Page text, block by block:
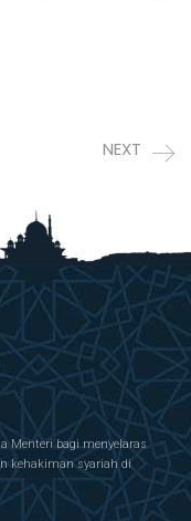
NEXT
Menteri bagi menyelaras
kehakiman syariah di